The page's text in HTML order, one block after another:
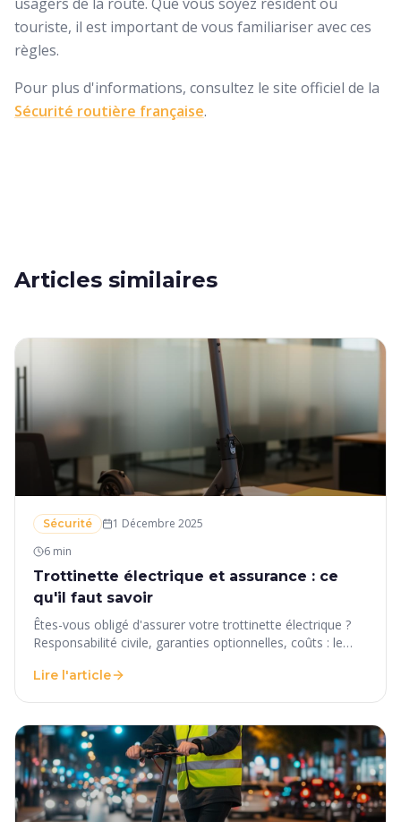
touriste, il est important de vous familiariser avec ces
règles.
Pour plus d'informations, consultez le site officiel de la
Sécurité routière française.
Articles similaires
Sécurité
1 Décembre 2025
6 min
Trottinette électrique et assurance : ce
qu'il faut savoir
Êtes-vous obligé d'assurer votre trottinette électrique ?
Responsabilité civile, garanties optionnelles, coûts : le
Lire l'article